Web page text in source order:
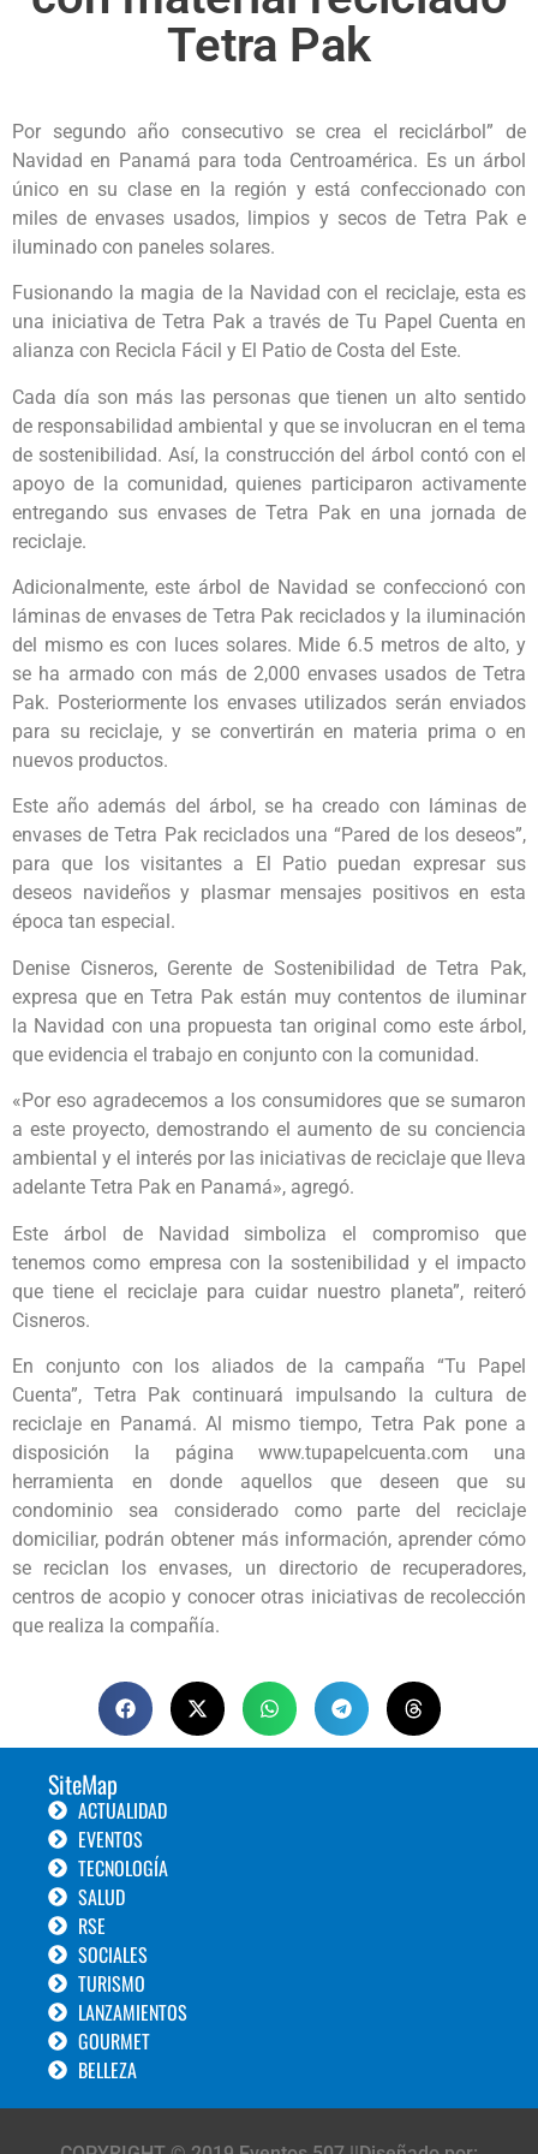
Tetra Pak
Por segundo año consecutivo se crea el reciclárbol” de
Navidad en Panamá para toda Centroamérica. Es un árbol
único en su clase en la región y está confeccionado con
miles de envases usados, limpios y secos de Tetra Pak e
iluminado con paneles solares.
Fusionando la magia de la Navidad con el reciclaje, esta es
una iniciativa de Tetra Pak a través de Tu Papel Cuenta en
alianza con Recicla Fácil y El Patio de Costa del Este.
Cada día son más las personas que tienen un alto sentido
de responsabilidad ambiental y que se involucran en el tema
de sostenibilidad. Así, la construcción del árbol contó con el
apoyo de la comunidad, quienes participaron activamente
entregando sus envases de Tetra Pak en una jornada de
reciclaje.
Adicionalmente, este árbol de Navidad se confeccionó con
láminas de envases de Tetra Pak reciclados y la iluminación
del mismo es con luces solares. Mide 6.5 metros de alto, y
se ha armado con más de 2,000 envases usados de Tetra
Pak. Posteriormente los envases utilizados serán enviados
para su reciclaje, y se convertirán en materia prima o en
nuevos productos.
Este año además del árbol, se ha creado con láminas de
envases de Tetra Pak reciclados una “Pared de los deseos”,
para que los visitantes a El Patio puedan expresar sus
deseos navideños y plasmar mensajes positivos en esta
época tan especial.
Denise Cisneros, Gerente de Sostenibilidad de Tetra Pak,
expresa que en Tetra Pak están muy contentos de iluminar
la Navidad con una propuesta tan original como este árbol,
que evidencia el trabajo en conjunto con la comunidad.
«Por eso agradecemos a los consumidores que se sumaron
a este proyecto, demostrando el aumento de su conciencia
ambiental y el interés por las iniciativas de reciclaje que lleva
adelante Tetra Pak en Panamá», agregó.
Este árbol de Navidad simboliza el compromiso que
tenemos como empresa con la sostenibilidad y el impacto
que tiene el reciclaje para cuidar nuestro planeta”, reiteró
Cisneros.
En conjunto con los aliados de la campaña “Tu Papel
Cuenta”, Tetra Pak continuará impulsando la cultura de
reciclaje en Panamá. Al mismo tiempo, Tetra Pak pone a
disposición la página www.tupapelcuenta.com una
herramienta en donde aquellos que deseen que su
condominio sea considerado como parte del reciclaje
domiciliar, podrán obtener más información, aprender cómo
se reciclan los envases, un directorio de recuperadores,
centros de acopio y conocer otras iniciativas de recolección
que realiza la compañía.
SiteMap
ACTUALIDAD
EVENTOS
TECNOLOGÍA
SALUD
RSE
SOCIALES
TURISMO
LANZAMIENTOS
GOURMET
BELLEZA